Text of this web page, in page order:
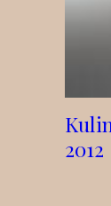
2012